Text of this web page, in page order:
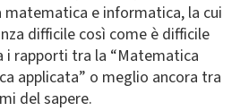
e informatica, la cui
difficile così come è difficile
i rapporti tra la “Matematica
applicata” o meglio ancora tra
del sapere.